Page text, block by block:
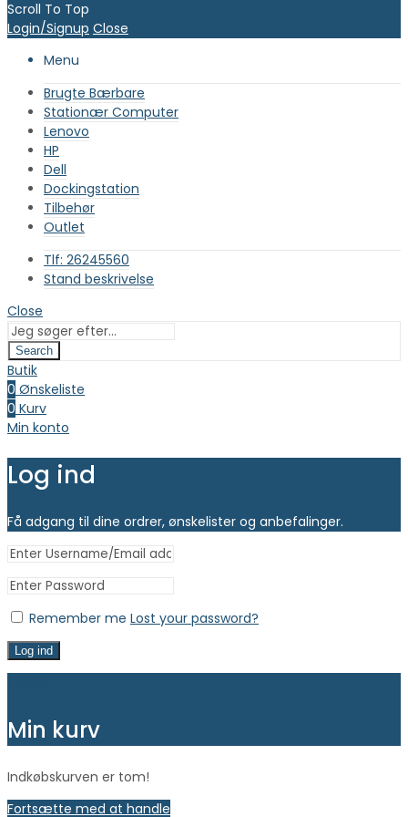
Scroll To Top
Login/Signup Close
Menu
Brugte Bærbare
Stationær Computer
Lenovo
HP
Dell
Dockingstation
Tilbehør
Outlet
Tlf: 26245560
Stand beskrivelse
Close
Search
Butik
0 Ønskeliste
0 Kurv
Min konto
Log ind
Få adgang til dine ordrer, ønskelister og anbefalinger.
Remember me Lost your password?
Log ind
Min kurv
Indkøbskurven er tom!
Fortsætte med at handle